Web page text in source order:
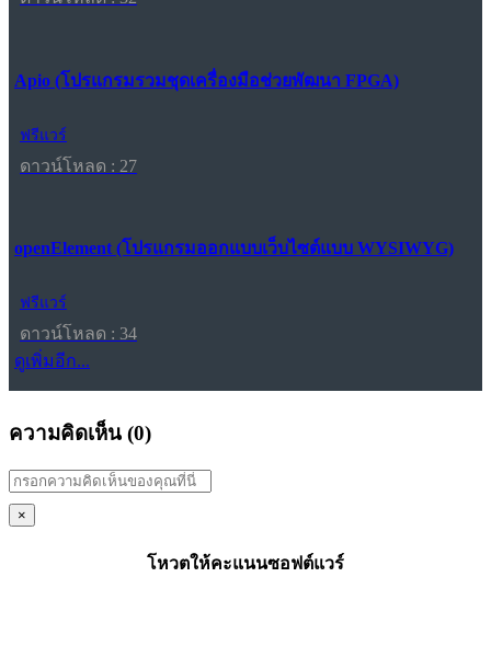
Apio (โปรแกรมรวมชุดเครื่องมือช่วยพัฒนา FPGA)
ฟรีแวร์
ดาวน์โหลด : 27
openElement (โปรแกรมออกแบบเว็บไซต์แบบ WYSIWYG)
ฟรีแวร์
ดาวน์โหลด : 34
ดูเพิ่มอีก...
ความคิดเห็น (0)
×
โหวตให้คะแนนซอฟต์แวร์